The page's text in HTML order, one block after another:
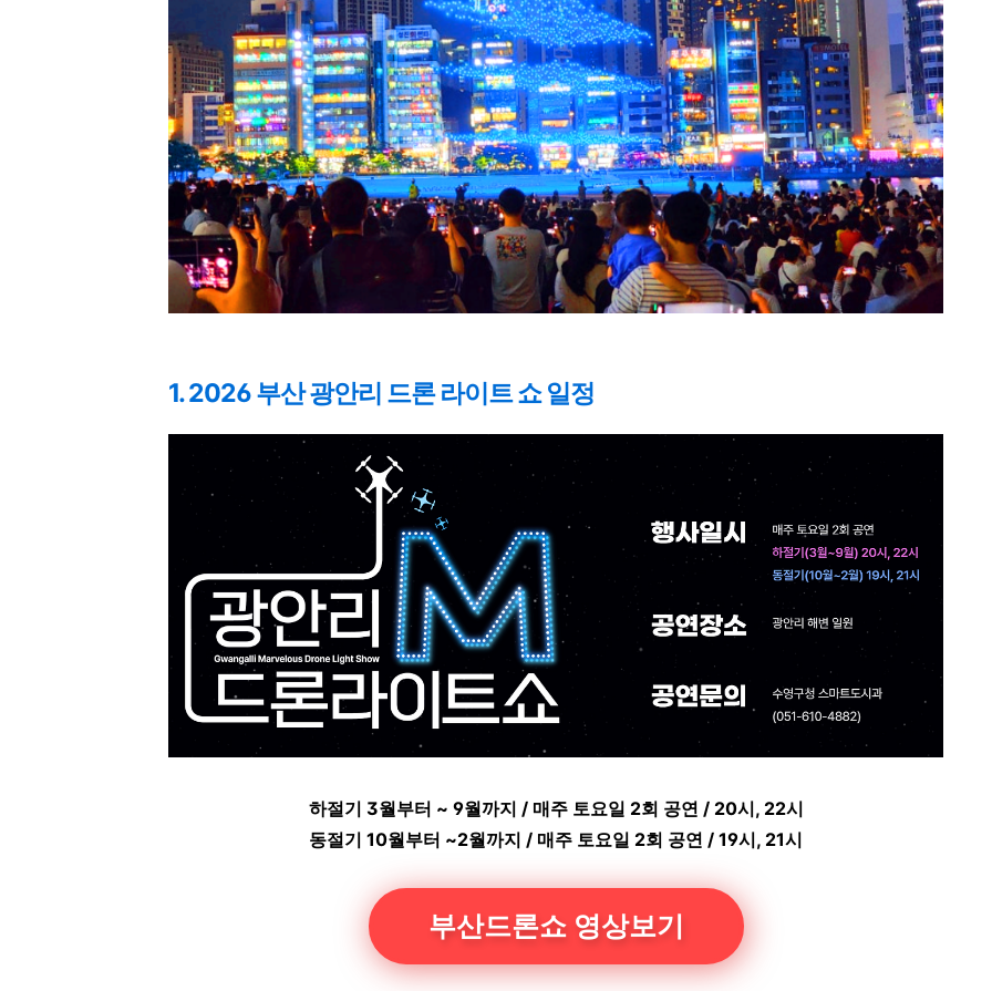
1. 2026 부산 광안리 드론 라이트 쇼 일정
하절기 3월부터 ~ 9월까지 / 매주 토요일 2회 공연 / 20시, 22시
동절기 10월부터 ~2월까지 / 매주 토요일 2회 공연 / 19시, 21시
부산드론쇼 영상보기